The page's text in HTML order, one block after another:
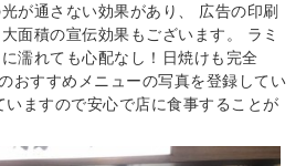
が通さない効果があり、 広告の印刷
面積の宣伝効果もございます。 ラミ
濡れても心配なし！日焼けも完全
おすすめメニューの写真を登録してい
いますので安心で店に食事することが